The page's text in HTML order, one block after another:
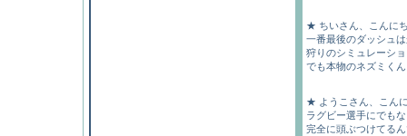
★ ちいさん、こんに
一番最後のダッシュ
狩りのシミュレーシ
でも本物のネズミく
★ ようこさん、こん
ラグビー選手にでも
完全に頭ぶつけてる